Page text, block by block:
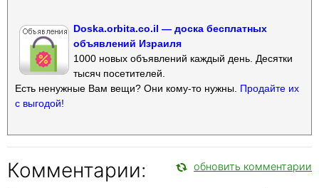
Doska.orbita.co.il — доска бесплатных
объявлений Израиля
1000 новых объявлений каждый день. Десятки
тысяч посетителей.
Есть ненужные Вам вещи? Они кому-то нужны. Продайте их
с выгодой!
Комментарии: обновить комментарии